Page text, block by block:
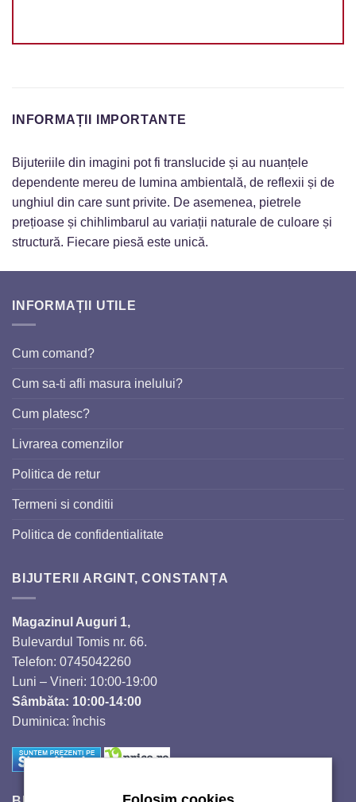
INFORMAȚII IMPORTANTE
Bijuteriile din imagini pot fi translucide și au nuanțele
dependente mereu de lumina ambientală, de reflexii și de
unghiul din care sunt privite. De asemenea, pietrele
prețioase și chihlimbarul au variații naturale de culoare și
structură. Fiecare piesă este unică.
INFORMAȚII UTILE
Cum comand?
Cum sa-ti afli masura inelului?
Cum platesc?
Livrarea comenzilor
Politica de retur
Termeni si conditii
Politica de confidentialitate
BIJUTERII ARGINT, CONSTANȚA
Magazinul Auguri 1,
Bulevardul Tomis nr. 66.
Telefon: 0745042260
Luni – Vineri: 10:00-19:00
Sâmbăta: 10:00-14:00
Duminica: închis